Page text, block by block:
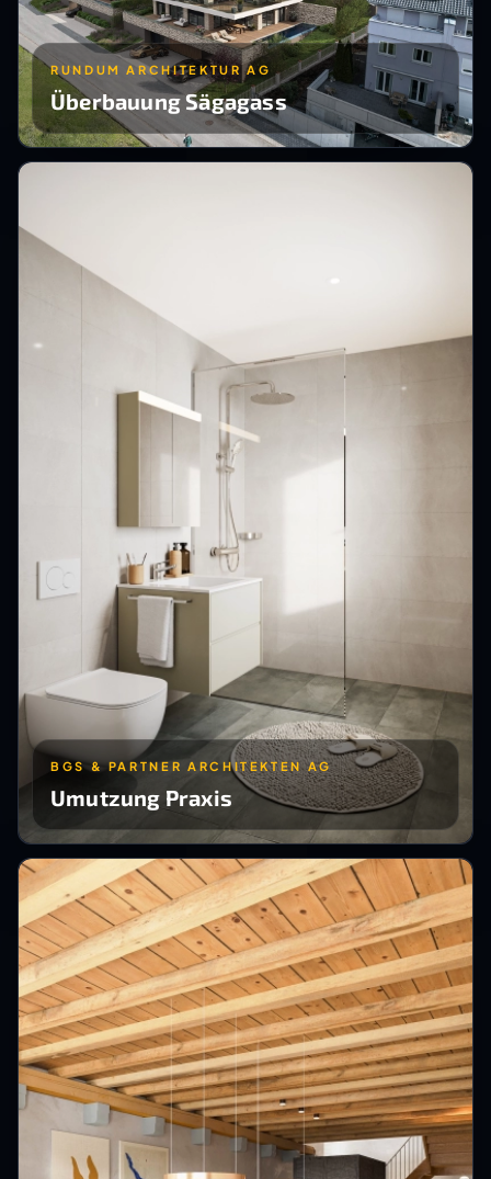
RUNDUM ARCHITEKTUR AG
Überbauung Sägagass
BGS & PARTNER ARCHITEKTEN AG
Umutzung Praxis